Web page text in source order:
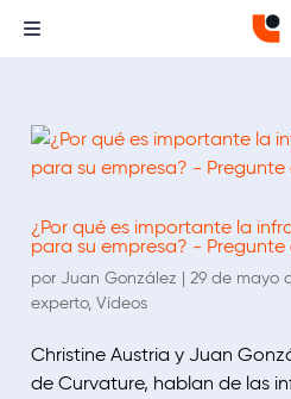
¿Por qué es importante la
para su empresa? -
por Juan González | 29 de mayo
experto, Vídeos
Christine Austria y Juan
de Curvature, hablan de las